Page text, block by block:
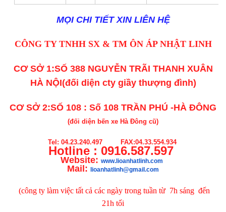
MỌI CHI TIẾT XIN LIÊN HỆ
CÔNG TY TNHH SX & TM ÔN ÁP NHẬT LINH
CƠ SỞ 1:SỐ 388 NGUYỄN TRÃI THANH XUÂN
HÀ NỘI(đối diện cty giầy thượng đình)
CƠ SỞ 2:SỐ 108 : Số 108 TRẦN PHÚ -HÀ ĐÔNG
(đối diện bến xe Hà Đông cũ)
Tel: 04.23.240.497 FAX:04.33.554.934
Hotline : 0916.587.597
Website: www.lioanhatlinh.com
Mail: lioanhatlinh@gmail.com
(công ty làm việc tất cả các ngày trong tuần từ 7h sáng đến
21h tối